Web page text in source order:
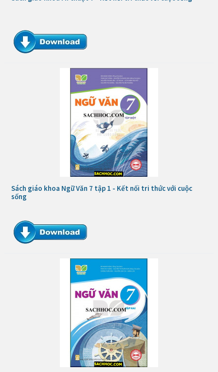
Sách giáo khoa Ngữ Văn 7 tập 1 - Kết nối tri thức với cuộc
sống